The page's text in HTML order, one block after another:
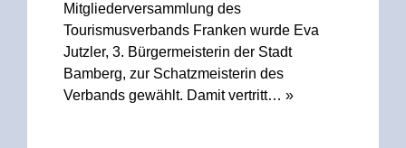
Mitgliederversammlung des
Tourismusverbands Franken wurde Eva
Jutzler, 3. Bürgermeisterin der Stadt
Bamberg, zur Schatzmeisterin des
Verbands gewählt. Damit vertritt… »